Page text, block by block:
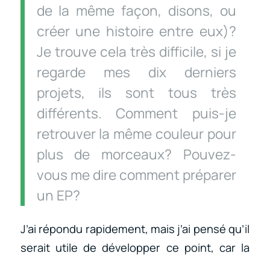
de la même façon, disons, ou
créer une histoire entre eux)?
Je trouve cela très difficile, si je
regarde mes dix derniers
projets, ils sont tous très
différents. Comment puis-je
retrouver la même couleur pour
plus de morceaux? Pouvez-
vous me dire comment préparer
un EP?
J’ai répondu rapidement, mais j’ai pensé qu’il
serait utile de développer ce point, car la